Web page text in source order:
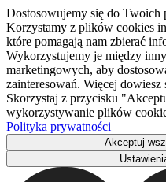
Dostosowujemy się do Twoich
Korzystamy z plików cookies
które pomagają nam zbierać
Wykorzystujemy je między
marketingowych, aby
zainteresowań. Więcej
Skorzystaj z przycisku
wykorzystywanie plików
Polityka prywatności
Akceptuj